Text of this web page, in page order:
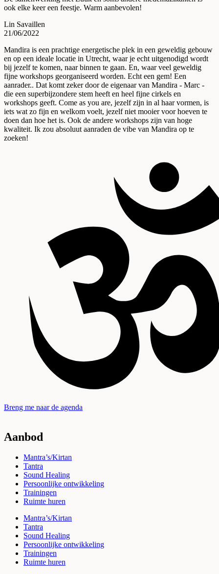
ook elke keer een feestje. Warm aanbevolen!
Lin Savaillen
21/06/2022
Mandira is een prachtige energetische plek in een geweldig gebouw
en op een ideale locatie in Utrecht, waar je echt uitgenodigd wordt
bij jezelf te komen, naar binnen te gaan. En, waar veel geweldig
fijne workshops georganiseerd worden. Echt een gem! Een
aanrader.. Dat komt zeker door de eigenaar van Mandira - Marc -
die een superbijzondere stem heeft en heel fijne cirkels en
workshops geeft. Come as you are, jezelf zijn in al haar vormen, is
iets wat zo fijn en welkom voelt, jezelf niet mooier voor hoeven te
doen dan hoe het is. Ook de andere workshops zijn van hoge
kwaliteit. Ik zou absoluut aanraden de vibe van Mandira op te
zoeken!
Breng me naar de agenda
Aanbod
Mantra’s/Kirtan
Tantra
Sound Healing
Persoonlijke ontwikkeling
Trainingen
Ruimte huren
Mantra’s/Kirtan
Tantra
Sound Healing
Persoonlijke ontwikkeling
Trainingen
Ruimte huren